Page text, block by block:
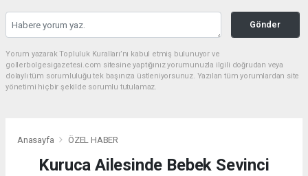
Gönder
Yorum yazarak Topluluk Kuralları’nı kabul etmiş bulunuyor ve
gollerbolgesigazetesi.com sitesine yaptığınız yorumunuzla ilgili doğrudan veya
dolaylı tüm sorumluluğu tek başınıza üstleniyorsunuz. Yazılan tüm yorumlardan site
yönetimi hiçbir şekilde sorumlu tutulamaz.
Anasayfa ÖZEL HABER
Kuruca Ailesinde Bebek Sevinci